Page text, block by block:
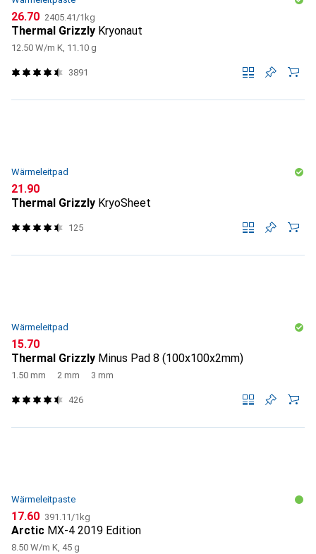
CHF
26.70 CHF
2405.41/1kg
Thermal Grizzly Kryonaut
12.50 W/m K, 11.10 g
3891
Wärmeleitpad
CHF
21.90
Thermal Grizzly KryoSheet
125
Wärmeleitpad
CHF
15.70
Thermal Grizzly Minus Pad 8 (100x100x2mm)
1.50 mm 2 mm 3 mm
426
Wärmeleitpaste
CHF
17.60 CHF
391.11/1kg
Arctic MX-4 2019 Edition
8.50 W/m K, 45 g